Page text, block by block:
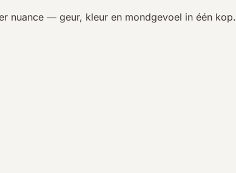
nuance — geur, kleur en mondgevoel in één kop.